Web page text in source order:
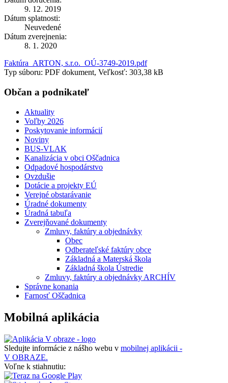
9. 12. 2019
Dátum splatnosti:
Neuvedené
Dátum zverejnenia:
8. 1. 2020
Faktúra_ARTON, s.r.o._OÚ-3749-2019.pdf
Typ súboru: PDF dokument, Veľkosť: 303,38 kB
Občan a podnikateľ
Aktuality
Voľby 2026
Poskytovanie informácií
Noviny
BUS-VLAK
Kanalizácia v obci Oščadnica
Odpadové hospodárstvo
Ovzdušie
Dotácie a projekty EÚ
Verejné obstarávanie
Úradné dokumenty
Úradná tabuľa
Zverejňované dokumenty
Zmluvy, faktúry a objednávky
Obec
Odberateľské faktúry obce
Základná a Materská škola
Základná škola Ústredie
Zmluvy, faktúry a objednávky ARCHÍV
Správne konania
Farnosť Oščadnica
Mobilná aplikácia
Sledujte informácie z nášho webu v mobilnej aplikácii -
V OBRAZE.
Voľne k stiahnutiu: